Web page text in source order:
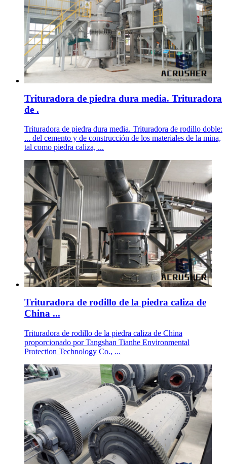
Trituradora de piedra dura media. Trituradora
de .
Trituradora de piedra dura media. Trituradora de rodillo doble:
... del cemento y de construcción de los materiales de la mina,
tal como piedra caliza, ...
Trituradora de rodillo de la piedra caliza de
China ...
Trituradora de rodillo de la piedra caliza de China
proporcionado por Tangshan Tianhe Environmental
Protection Technology Co., ...